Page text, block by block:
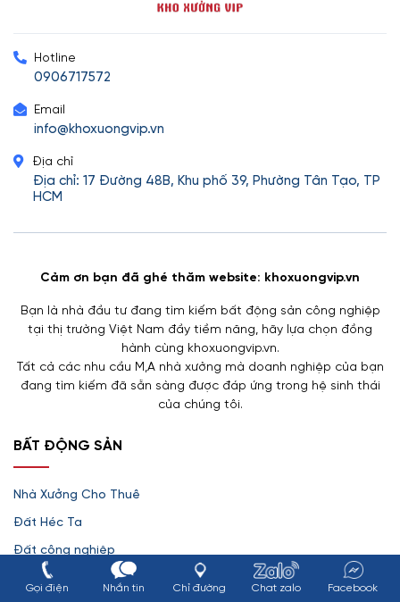
Hotline
0906717572
Email
info@khoxuongvip.vn
Địa chỉ
Địa chỉ: 17 Đường 48B, Khu phố 39, Phường Tân Tạo, TP
HCM
Cảm ơn bạn đã ghé thăm website: khoxuongvip.vn
Bạn là nhà đầu tư đang tìm kiếm bất động sản công nghiệp
tại thị trường Việt Nam đầy tiềm năng, hãy lựa chọn đồng
hành cùng khoxuongvip.vn.
Tất cả các nhu cầu M,A nhà xưởng mà doanh nghiệp của bạn
đang tìm kiếm đã sẵn sàng được đáp ứng trong hệ sinh thái
của chúng tôi.
BẤT ĐỘNG SẢN
Nhà Xưởng Cho Thuê
Đất Héc Ta
Đất công nghiệp
Nhà Xưởng Bán
Gọi điện Nhắn tin Chỉ đường Chat zalo Facebook